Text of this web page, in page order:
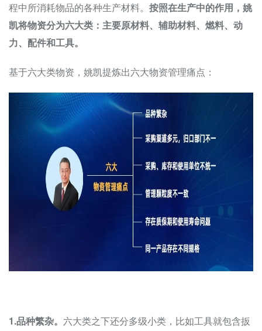
程中所消耗物品的各种生产材料。 按照在生产中的作用，姚
凯将物资分为六大类：主要原材料、辅助材料、燃料、动
力、配件和工具。
基于六大类物资，姚凯提炼出六大物资管理痛点：
1.品种繁杂。 六大类之下还分多级小类，比如工具就包含扳